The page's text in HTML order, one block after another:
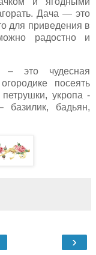
Дача — это
для приведения в
радостно и
– это чудесная
посеять
укропа -
базилик, бадьян,
›